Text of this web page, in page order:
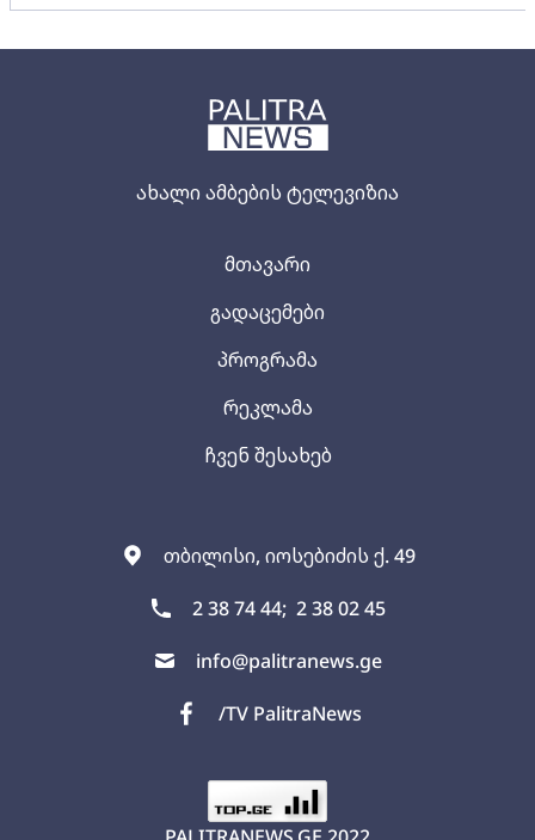
ახალი ამბების ტელევიზია
თბილისი, იოსებიძის ქ. 49
2 38 74 44; 2 38 02 45
info@palitranews.ge
/TV PalitraNews
მთავარი
გადაცემები
პროგრამა
რეკლამა
ჩვენ შესახებ